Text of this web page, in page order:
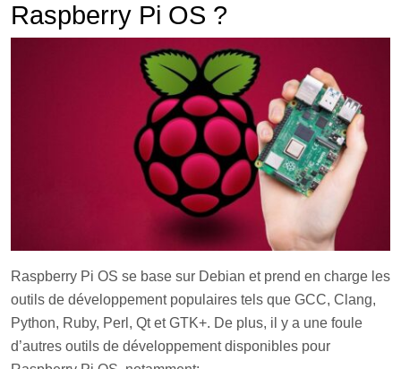
Raspberry Pi OS ?
Raspberry Pi OS se base sur Debian et prend en charge les
outils de développement populaires tels que GCC, Clang,
Python, Ruby, Perl, Qt et GTK+. De plus, il y a une foule
d’autres outils de développement disponibles pour